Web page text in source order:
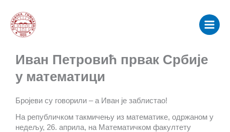
садржај
Menu
Иван Петровић првак Србије
у математици
Бројеви су говорили – а Иван је заблистао!
На републичком такмичењу из математике, одржаном у
недељу, 26. априла, на Математичком факултету